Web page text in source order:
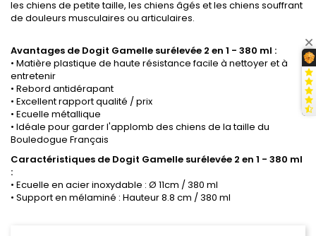
les chiens de petite taille, les chiens âgés et les chiens souffrant
de douleurs musculaires ou articulaires.
Avantages de Dogit Gamelle surélevée 2 en 1 - 380 ml :
• Matière plastique de haute résistance facile à nettoyer et à
entretenir
• Rebord antidérapant
• Excellent rapport qualité / prix
• Ecuelle métallique
• Idéale pour garder l'applomb des chiens de la taille du
Bouledogue Français
Caractéristiques de Dogit Gamelle surélevée 2 en 1 - 380 ml
:
• Ecuelle en acier inoxydable : Ø 11cm / 380 ml
• Support en mélaminé : Hauteur 8.8 cm / 380 ml